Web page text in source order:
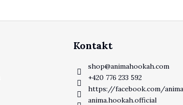
Kontakt
shop@animahookah.com
+420 776 233 592
https://facebook.com/
anima.hookah.official